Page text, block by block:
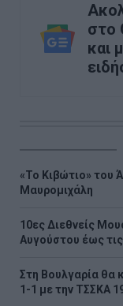
στο
και
«Το Κιβώτιο» του
Μαυρομιχάλη
10ες Διεθνείς
Αυγούστου έως
Στη Βουλγαρία θα
1-1 με την ΤΣΣΚΑ